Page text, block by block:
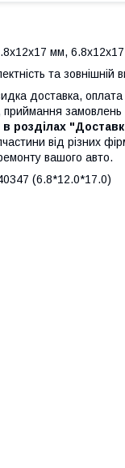
мм, 6.8x12x17
та зовнішній
доставка,
приймання
в розділах
від різних
вашого авто.
(6.8*12.0*17.0)